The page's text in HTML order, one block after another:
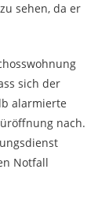
sehen, da er
sich der
alarmierte
nach.
Notfall